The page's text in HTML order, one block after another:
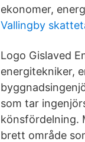
ekonomer,
Vallingby
Logo Gislaved
energitekniker,
som tar
könsfördelning.
brett område